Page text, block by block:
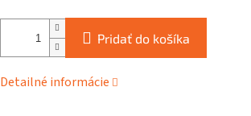
Pridať do košíka
Detailné informácie